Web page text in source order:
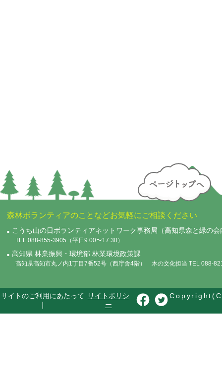
森林ボランティアのことなどお気軽にご相談ください
こうち山の日ボランティアネットワーク事務局（高知県森と緑の会
TEL 088-855-3905（平日9:00〜17:30）
高知県 林業振興・環境部 林業環境政策課
高知県高知市丸ノ内1丁目7番52号（西庁舎4階） 木の文化担当 TEL 088-
サイトのご利用にあたって
｜
サイトポリシ
ー